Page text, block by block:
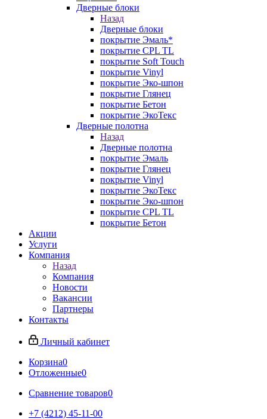
Дверные блоки
Назад
Дверные блоки
покрытие Эмаль*
покрытие CPL TL
покрытие Soft Touch
покрытие Vinyl
покрытие Эко-шпон
покрытие Глянец
покрытие Бетон
покрытие ЭкоТекс
Дверные полотна
Назад
Дверные полотна
покрытие Эмаль
покрытие Глянец
покрытие Vinyl
покрытие ЭкоТекс
покрытие Эко-шпон
покрытие CPL TL
покрытие Бетон
Акции
Услуги
Компания
Назад
Компания
Новости
Вакансии
Партнеры
Контакты
Личный кабинет
Корзина0
Отложенные0
Сравнение товаров0
+7 (4212) 45-11-00